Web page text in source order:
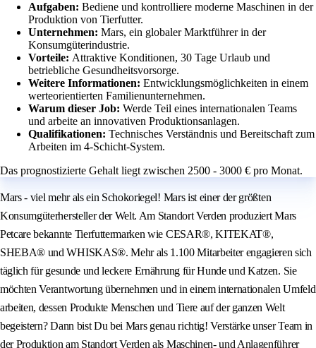
Aufgaben: Bediene und kontrolliere moderne Maschinen in der
Produktion von Tierfutter.
Unternehmen: Mars, ein globaler Marktführer in der
Konsumgüterindustrie.
Vorteile: Attraktive Konditionen, 30 Tage Urlaub und
betriebliche Gesundheitsvorsorge.
Weitere Informationen: Entwicklungsmöglichkeiten in einem
werteorientierten Familienunternehmen.
Warum dieser Job: Werde Teil eines internationalen Teams
und arbeite an innovativen Produktionsanlagen.
Qualifikationen: Technisches Verständnis und Bereitschaft zum
Arbeiten im 4-Schicht-System.
Das prognostizierte Gehalt liegt zwischen 2500 - 3000 € pro Monat.
Mars - viel mehr als ein Schokoriegel! Mars ist einer der größten
Konsumgüterhersteller der Welt. Am Standort Verden produziert Mars
Petcare bekannte Tierfuttermarken wie CESAR®, KITEKAT®,
SHEBA® und WHISKAS®. Mehr als 1.100 Mitarbeiter engagieren sich
täglich für gesunde und leckere Ernährung für Hunde und Katzen. Sie
möchten Verantwortung übernehmen und in einem internationalen Umfeld
arbeiten, dessen Produkte Menschen und Tiere auf der ganzen Welt
begeistern? Dann bist Du bei Mars genau richtig! Verstärke unser Team in
der Produktion am Standort Verden als Maschinen- und Anlagenführer